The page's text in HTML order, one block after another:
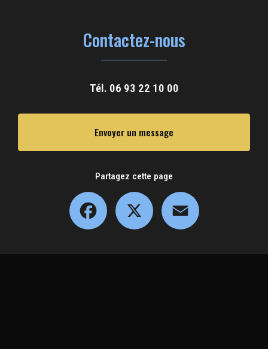
Contactez-nous
Tél. 06 93 22 10 00
Envoyer un message
Partagez cette page
Facebook